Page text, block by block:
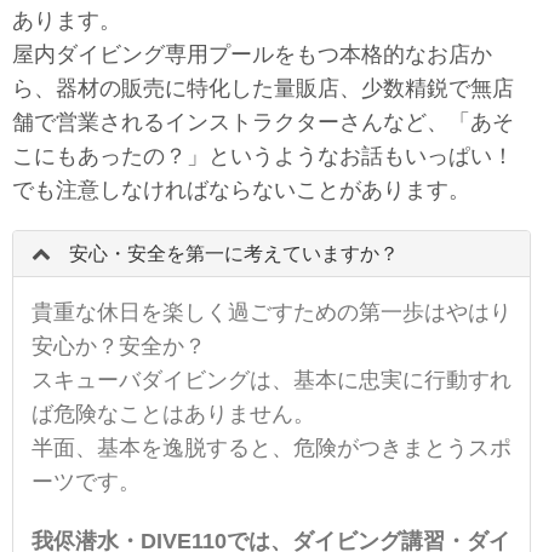
あります。
屋内ダイビング専用プールをもつ本格的なお店か
ら、器材の販売に特化した量販店、少数精鋭で無店
舗で営業されるインストラクターさんなど、「あそ
こにもあったの？」というようなお話もいっぱい！
でも注意しなければならないことがあります。
安心・安全を第一に考えていますか？
貴重な休日を楽しく過ごすための第一歩はやはり
安心か？安全か？
スキューバダイビングは、基本に忠実に行動すれ
ば危険なことはありません。
半面、基本を逸脱すると、危険がつきまとうスポ
ーツです。
我侭潜水・DIVE110では、ダイビング講習・ダイ